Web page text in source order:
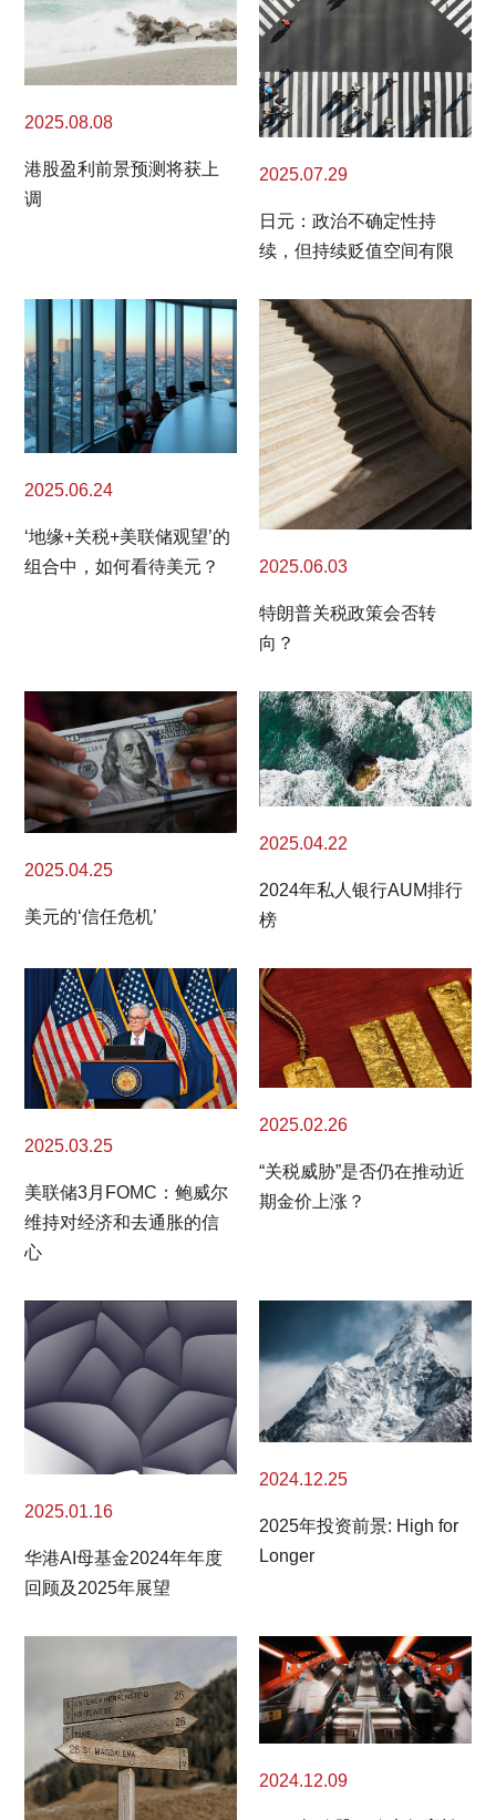
2025.08.08
港股盈利前景预测将获上
调
2025.07.29
日元：政治不确定性持
续，但持续贬值空间有限
2025.06.24
‘地缘+关税+美联储观望’的
组合中，如何看待美元？
2025.06.03
特朗普关税政策会否转
向？
2025.04.25
美元的‘信任危机’
2025.04.22
2024年私人银行AUM排行
榜
2025.03.25
美联储3月FOMC：鲍威尔
维持对经济和去通胀的信
心
2025.02.26
“关税威胁”是否仍在推动近
期金价上涨？
2025.01.16
华港AI母基金2024年年度
回顾及2025年展望
2024.12.25
2025年投资前景: High for
Longer
2024.12.09